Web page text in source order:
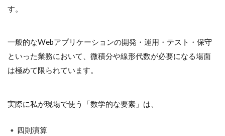
す。
一般的なWebアプリケーションの開発・運用・テスト・保守
といった業務において、微積分や線形代数が必要になる場面
は極めて限られています。
実際に私が現場で使う「数学的な要素」は、
四則演算